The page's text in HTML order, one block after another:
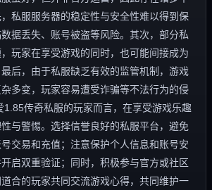
私服服务器的稳定性与安全性难以得到保
据丢失、账号被盗等风险。其次，部分私
玩家在享受游戏的同时，也可能间接成为
后，由于私服缺乏有效的监管机制，游戏
多变，玩家容易遭受诈骗等不法行为的侵
1.85传奇私服的玩家而言，在享受游戏乐趣
与警惕。选择信誉良好的私服平台，避免
交易和充值；注意保护个人信息和账号安
启双重验证；同时，积极参与官方或社区
合的玩家共同交流游戏心得，共同维护一